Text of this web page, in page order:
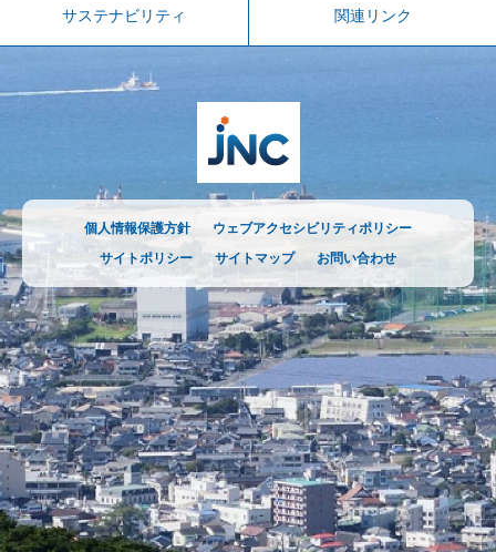
サステナビリティ 関連リンク
個人情報保護方針
ウェブアクセシビリティポリシー
サイトポリシー
サイトマップ お問い合わせ